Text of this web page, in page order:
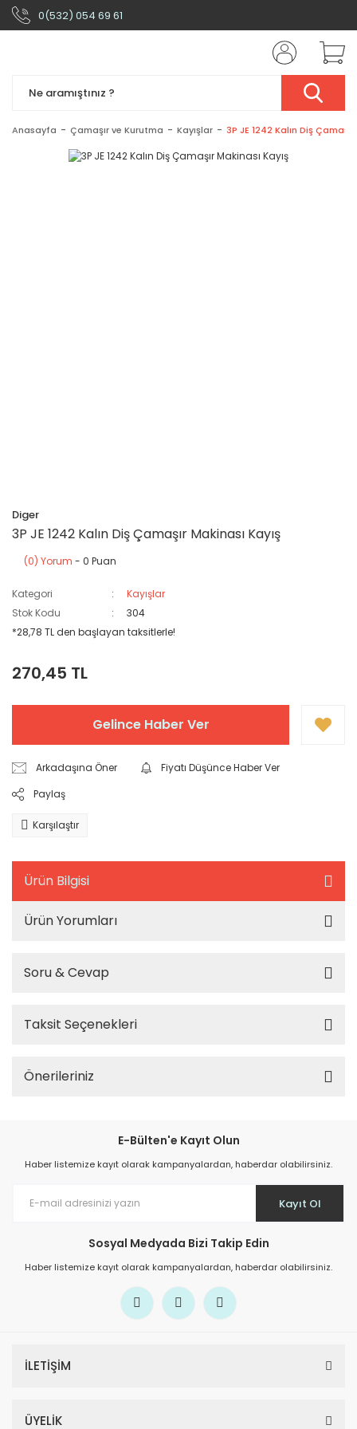
0(532) 054 69 61
Anasayfa Çamaşır ve Kurutma Kayışlar 3P JE 1242 Kalın Diş
Diger
3P JE 1242 Kalın Diş Çamaşır Makinası Kayış
(0) Yorum - 0 Puan
Kategori
Kayışlar
Stok Kodu
304
*28,78 TL den başlayan taksitlerle!
270,45 TL
Gelince Haber Ver
Arkadaşına Öner
Fiyatı Düşünce Haber Ver
Paylaş
Karşılaştır
Ürün Bilgisi
Ürün Yorumları
Soru & Cevap
Taksit Seçenekleri
Önerileriniz
E-Bülten'e Kayıt Olun
Haber listemize kayıt olarak kampanyalardan, haberdar olabilirsiniz.
Kayıt Ol
Sosyal Medyada Bizi Takip Edin
Haber listemize kayıt olarak kampanyalardan, haberdar olabilirsiniz.
İLETİŞİM
ÜYELİK